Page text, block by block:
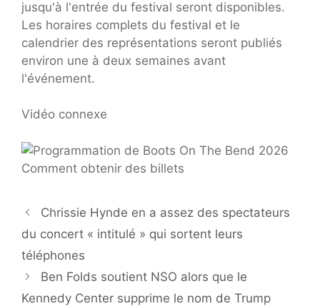
jusqu'à l'entrée du festival seront disponibles.
Les horaires complets du festival et le
calendrier des représentations seront publiés
environ une à deux semaines avant
l'événement.
Vidéo connexe
Chrissie Hynde en a assez des spectateurs
du concert « intitulé » qui sortent leurs
téléphones
Ben Folds soutient NSO alors que le
Kennedy Center supprime le nom de Trump